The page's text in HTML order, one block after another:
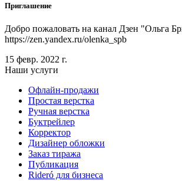
Приглашение
Добро пожаловать на канал Дзен "Ольга
https://zen.yandex.ru/olenka_spb
15 февр. 2022 г.
Наши услуги
Офлайн-продажи
Простая верстка
Ручная верстка
Буктрейлер
Корректор
Дизайнер обложки
Заказ тиража
Публикация
Rideró для бизнеса